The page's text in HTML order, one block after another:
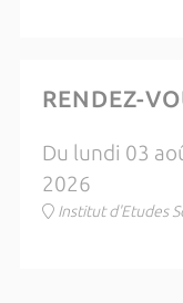
RENDEZ-
Du lundi 03
2026
Institut d'Etudes